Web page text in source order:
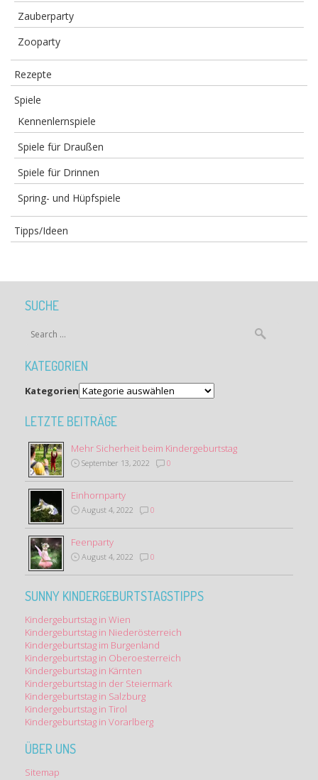
Zauberparty
Zooparty
Rezepte
Spiele
Kennenlernspiele
Spiele für Draußen
Spiele für Drinnen
Spring- und Hüpfspiele
Tipps/Ideen
SUCHE
KATEGORIEN
Kategorien
LETZTE BEITRÄGE
Mehr Sicherheit beim Kindergeburtstag
September 13, 2022 0
Einhornparty
August 4, 2022 0
Feenparty
August 4, 2022 0
SUNNY KINDERGEBURTSTAGSTIPPS
Kindergeburtstag in Wien
Kindergeburtstag in Niederösterreich
Kindergeburtstag im Burgenland
Kindergeburtstag in Oberoesterreich
Kindergeburtstag in Kärnten
Kindergeburtstag in der Steiermark
Kindergeburtstag in Salzburg
Kindergeburtstag in Tirol
Kindergeburtstag in Vorarlberg
ÜBER UNS
Sitemap